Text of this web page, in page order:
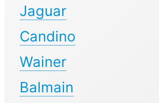
Jaguar
Candino
Wainer
Balmain